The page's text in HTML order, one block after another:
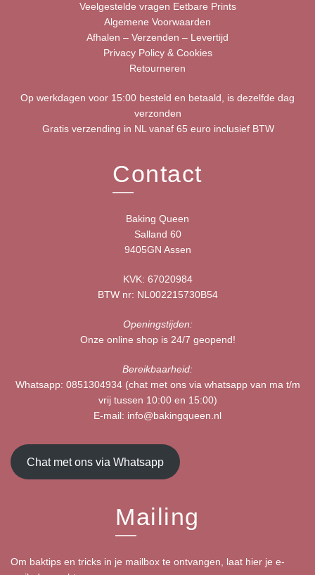
Veelgestelde vragen Eetbare Prints
Algemene Voorwaarden
Afhalen – Verzenden – Levertijd
Privacy Policy & Cookies
Retourneren
Op werkdagen voor 15:00 besteld en betaald, is dezelfde dag
verzonden
Gratis verzending in NL vanaf 65 euro inclusief BTW
Contact
Baking Queen
Salland 60
9405GN Assen
KVK: 67020984
BTW nr: NL002215730B54
Openingstijden:
Onze online shop is 24/7 geopend!
Bereikbaarheid:
Whatsapp: 0851304934(chat met ons via whatsapp van ma t/m
vrij tussen 10:00 en 15:00)
E-mail: info@bakingqueen.nl
Chat met ons via Whatsapp
Mailing
Om baktips en tricks in je mailbox te ontvangen, laat hier je e-